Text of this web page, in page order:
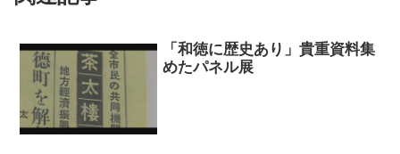
「和徳に歴史あり」貴重資料集
めたパネル展